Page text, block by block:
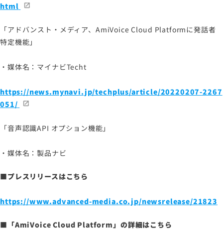
html
「アドバンスト・メディア、AmiVoice Cloud Platformに発話者
特定機能」
・媒体名：マイナビTecht
https://news.mynavi.jp/techplus/article/20220207-2267
051/
「音声認識API オプション機能」
・媒体名：製品ナビ
■プレスリリースはこちら
https://www.advanced-media.co.jp/newsrelease/21823
■「AmiVoice Cloud Platform」の詳細はこちら